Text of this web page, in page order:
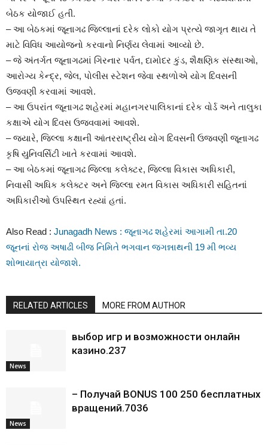
બેઠક યોજાઈ હતી.
– આ બેઠકમાં જૂનાગઢ જિલ્લાનાં દરેક લોકો યોગ પ્રત્યે જાગૃત થાય તે
માટે વિવિધ આયોજનો કરવાનો નિર્ણય લેવામાં આવ્યો છે.
– જે અંતર્ગત જૂનાગઢમાં ગિરનાર પર્વત, દામોદર કુંડ, શૈક્ષણિક સંસ્થાઓ,
આરોગ્ય કેન્દ્ર, જેલ, પોલીસ સ્ટેશન જેવા સ્થળોએ યોગ દિવસની
ઉજવણી કરવામાં આવશે.
– આ ઉપરાંત જૂનાગઢ શહેરમાં મહાનગરપાલિકાનાં દરેક વોર્ડ અને તાલુકા
કક્ષાએ યોગ દિવસ ઉજવવામાં આવશે.
– જ્યારે, જિલ્લા કક્ષાની આંતરરાષ્ટ્રીય યોગ દિવસની ઉજવણી જૂનાગઢ
કૃષિ યુનિવર્સિટી ખાતે કરવામાં આવશે.
– આ બેઠકમાં જૂનાગઢ જિલ્લા કલેક્ટર, જિલ્લા વિકાસ અધિકારી,
નિવાસી અધિક કલેક્ટર અને જિલ્લા રમત વિકાસ અધિકારી સહિતનાં
અધિકારીઓ ઉપસ્થિત રહ્યાં હતાં.
Also Read : Junagadh News : જૂનાગઢ શહેરમાં આગામી તા.20
જૂનનાં રોજ અષાઢી બીજ નિમિતે ભગવાન જગન્નાથની 19 મી ભવ્ય
શોભાયાત્રા યોજાશે.
RELATED ARTICLES MORE FROM AUTHOR
News
выбор игр и возможности онлайн
казино.237
News
– Получай BONUS 100 250 бесплатных
вращений.7036